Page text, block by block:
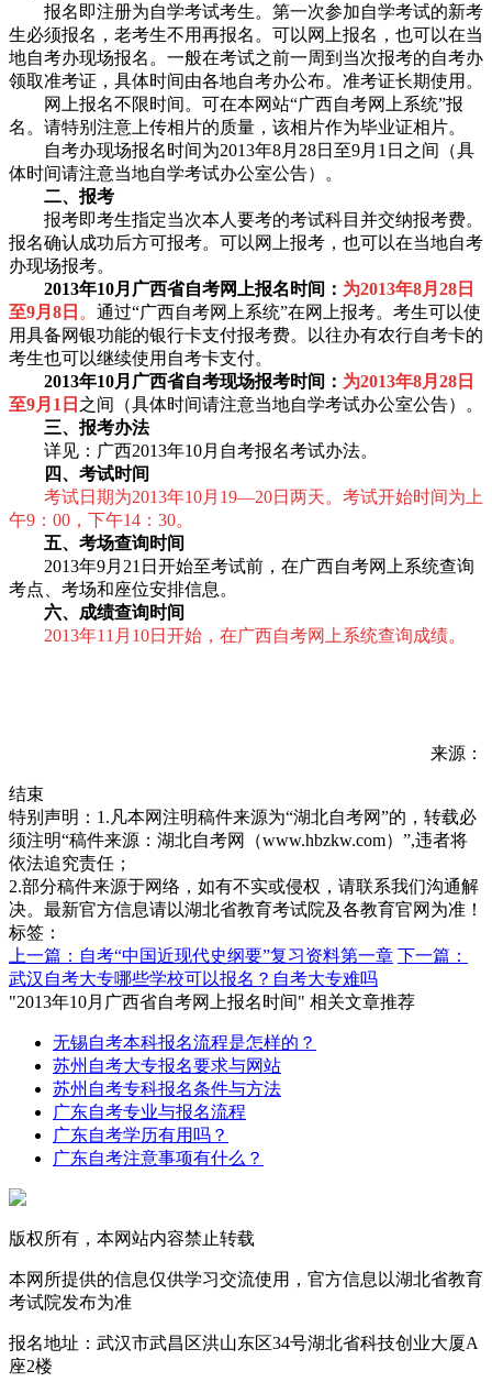
报名即注册为自学考试考生。第一次参加自学考试的新考
生必须报名，老考生不用再报名。可以网上报名，也可以在当
地自考办现场报名。一般在考试之前一周到当次报考的自考办
领取准考证，具体时间由各地自考办公布。准考证长期使用。
网上报名不限时间。可在本网站“广西自考网上系统”报
名。请特别注意上传相片的质量，该相片作为毕业证相片。
自考办现场报名时间为2013年8月28日至9月1日之间（具
体时间请注意当地自学考试办公室公告）。
二、报考
报考即考生指定当次本人要考的考试科目并交纳报考费。
报名确认成功后方可报考。可以网上报考，也可以在当地自考
办现场报考。
2013年10月广西省自考网上报名时间： 为2013年8月28日
至9月8日 。 通过“广西自考网上系统”在网上报考。考生可以使
用具备网银功能的银行卡支付报考费。以往办有农行自考卡的
考生也可以继续使用自考卡支付。
2013年10月广西省自考现场报考时间： 为2013年8月28日
至9月1日 之间（具体时间请注意当地自学考试办公室公告）。
三、报考办法
详见：广西2013年10月自考报名考试办法。
四、考试时间
考试日期为2013年10月19—20日两天。考试开始时间为上
午9：00，下午14：30。
五、考场查询时间
2013年9月21日开始至考试前，在广西自考网上系统查询
考点、考场和座位安排信息。
六、成绩查询时间
2013年11月10日开始，在广西自考网上系统查询成绩。
来源：
结束
特别声明：1.凡本网注明稿件来源为“湖北自考网”的，转载必
须注明“稿件来源：湖北自考网（www.hbzkw.com）”,违者将
依法追究责任；
2.部分稿件来源于网络，如有不实或侵权，请联系我们沟通解
决。最新官方信息请以湖北省教育考试院及各教育官网为准！
标签：
上一篇：自考“中国近现代史纲要”复习资料第一章 下一篇：
武汉自考大专哪些学校可以报名？自考大专难吗
"2013年10月广西省自考网上报名时间" 相关文章推荐
无锡自考本科报名流程是怎样的？
苏州自考大专报名要求与网站
苏州自考专科报名条件与方法
广东自考专业与报名流程
广东自考学历有用吗？
广东自考注意事项有什么？
版权所有，本网站内容禁止转载
本网所提供的信息仅供学习交流使用，官方信息以湖北省教育
考试院发布为准
报名地址：武汉市武昌区洪山东区34号湖北省科技创业大厦A
座2楼